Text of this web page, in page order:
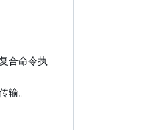
合命令执
输。